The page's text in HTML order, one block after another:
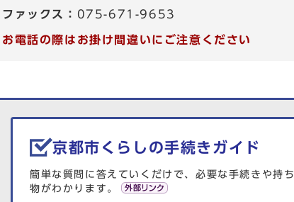
ファックス： 075-671-9653
お電話の際はお掛け間違いにご注意ください
生活情報を探す
京都市くらしの手続きガイド
簡単な質問に答えていくだけで、必要な手続きや持ち
物がわかります。